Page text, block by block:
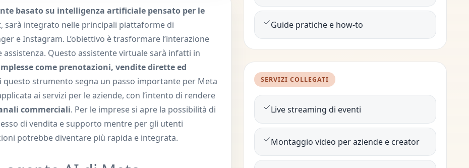
basato su intelligenza artificiale pensato per le
, sarà integrato nelle principali piattaforme di
e Instagram. L’obiettivo è trasformare l’interazione
Questo assistente virtuale sarà infatti in
come prenotazioni, vendite dirette ed
questo strumento segna un passo importante per Meta
ai servizi per le aziende, con l’intento di rendere
commerciali. Per le imprese si apre la possibilità di
di vendita e supporto mentre per gli utenti
potrebbe diventare più rapida e integrata.
Guide pratiche e how-to
SERVIZI COLLEGATI
Live streaming di eventi
Montaggio video per aziende e creator